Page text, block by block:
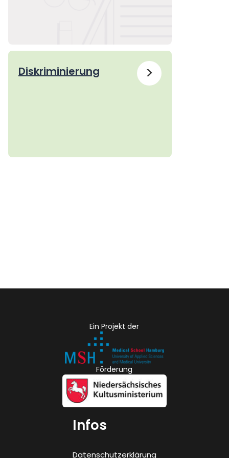
Diskriminierung >
Ein Projekt der
Förderung
Infos
Datenschutzerklärung